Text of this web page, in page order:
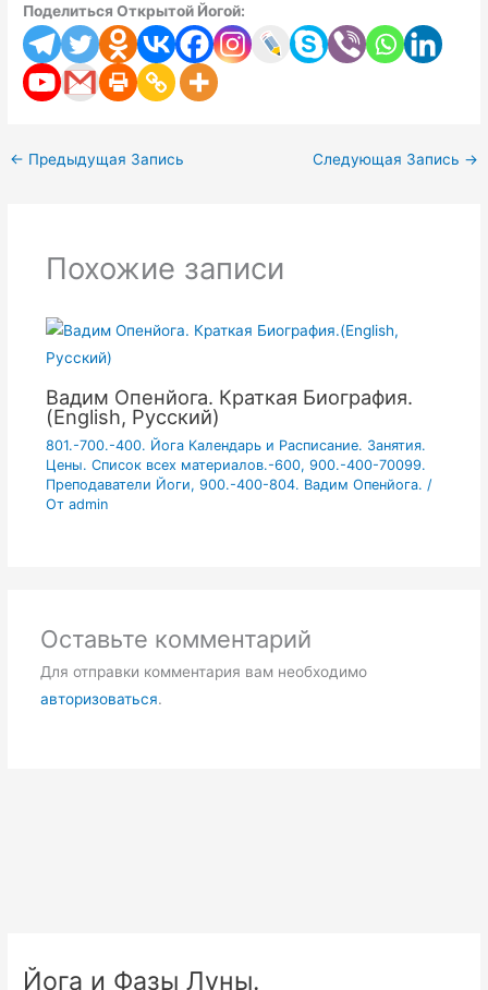
Поделиться Открытой Йогой:
← Предыдущая Запись Следующая Запись →
Похожие записи
Вадим Опенйога. Краткая Биография.
(English, Русский)
801.-700.-400. Йога Календарь и Расписание. Занятия.
Цены. Список всех материалов.-600, 900.-400-70099.
Преподаватели Йоги, 900.-400-804. Вадим Опенйога. /
От admin
Оставьте комментарий
Для отправки комментария вам необходимо
авторизоваться.
Йога и Фазы Луны.